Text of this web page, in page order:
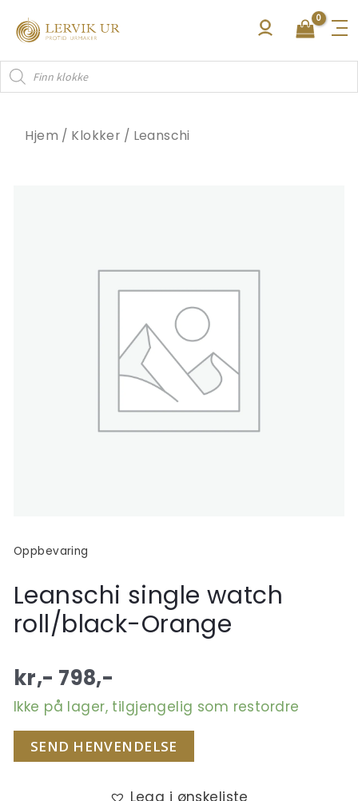
rett
innholdet
Products
search
Hjem / Klokker / Leanschi
Oppbevaring
Leanschi single watch
roll/black-Orange
kr,- 798,-
Ikke på lager, tilgjengelig som restordre
SEND HENVENDELSE
Legg i ønskeliste